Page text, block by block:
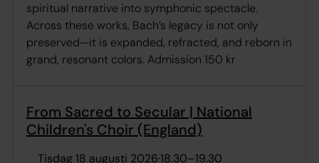
spiritual narrative into symphonic spectacle.
Across these works, Bach’s legacy is not only
preserved—it is expanded, refracted, and reborn in
grand, resonant colors. Admission 150 kr
From Sacred to Secular | National
Children's Choir (England)
tisdag 18 augusti 2026·18.30–19.30